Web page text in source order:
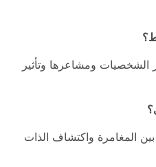
الشخصيات ومشاعرها وتأثير
المغامرة واكتشاف الذات